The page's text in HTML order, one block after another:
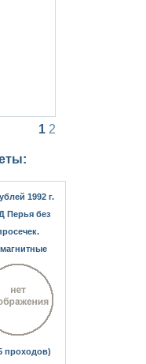
1 2
1992 г.
Перья без
проходов)